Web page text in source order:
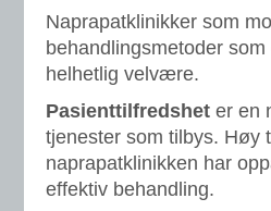
Naprapatklinikker som
behandlingsmetoder
helhetlig velvære.
Pasienttilfredshet er en
tjenester som tilbys. Høy
naprapatklinikken har
effektiv behandling.